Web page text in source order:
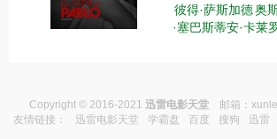
彼得·萨斯加德奥
·塞巴斯蒂安·卡莱
Copyright © 2016-2021 迅雷电影天堂 邮箱：
友情链接：
迅雷电影天堂 学霸盘 百度 搜狗 迅雷